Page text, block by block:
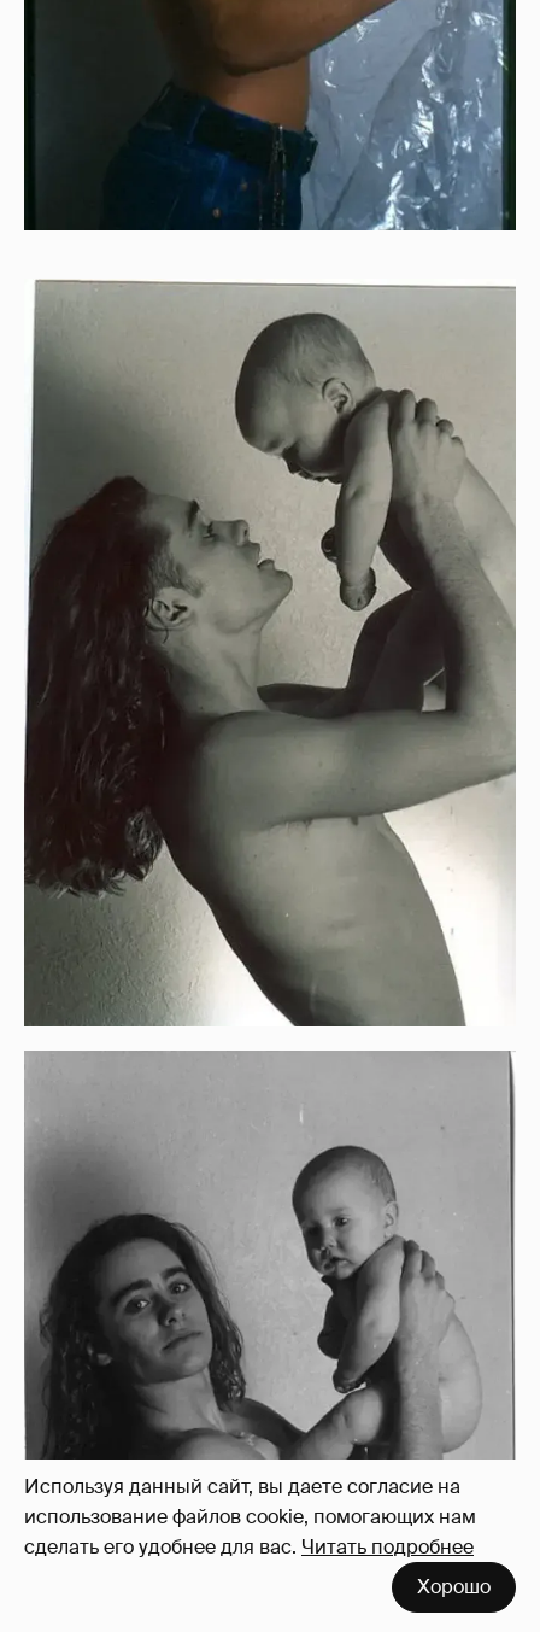
Используя данный сайт, вы даете согласие на
использование файлов cookie, помогающих нам
сделать его удобнее для вас. Читать подробнее
Хорошо